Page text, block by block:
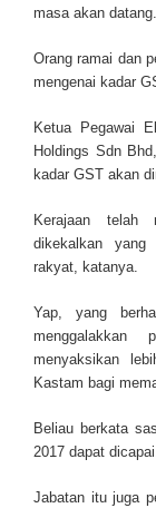
masa akan datang.
Orang ramai dan
mengenai kadar
Ketua Pegawai
Holdings Sdn
kadar GST akan
Kerajaan telah
dikekalkan yang
rakyat, katanya.
Yap, yang
menggalakkan
menyaksikan
Kastam bagi
Beliau berkata
2017 dapat
Jabatan itu juga